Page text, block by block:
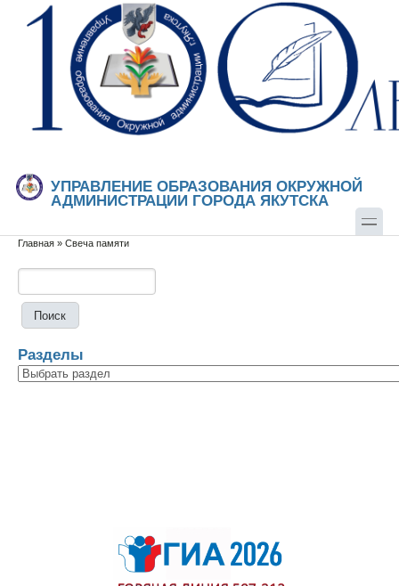
Перейти к основному содержанию
Skip to search
УПРАВЛЕНИЕ ОБРАЗОВАНИЯ ОКРУЖНОЙ
АДМИНИСТРАЦИИ ГОРОДА ЯКУТСКА
Вы здесь
Главная » Свеча памяти
Разделы